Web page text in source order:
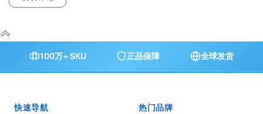
100万+ SKU 正品保障 全球发货
快速导航 热门品牌